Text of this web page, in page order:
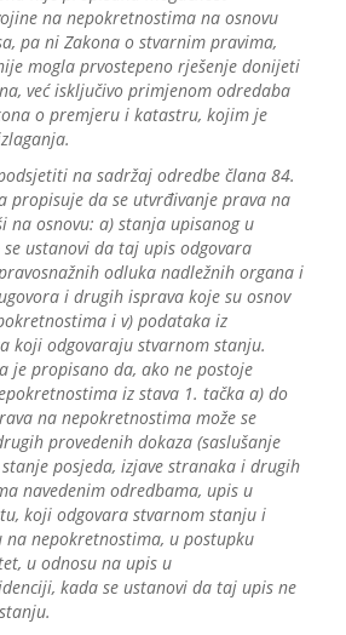
na nepokretnostima na osnovu
pa ni Zakona o stvarnim pravima,
mogla prvostepeno rješenje donijeti
već isključivo primjenom odredaba
o premjeru i katastru, kojim je
na sadržaj odredbe člana 84.
propisuje da se utvrđivanje prava na
na osnovu: a) stanja upisanog u
ustanovi da taj upis odgovara
odluka nadležnih organa i
i drugih isprava koje su osnov
i v) podataka iz
koji odgovaraju stvarnom stanju.
je propisano da, ako ne postoje
iz stava 1. tačka a) do
na nepokretnostima može se
provedenih dokaza (saslušanje
posjeda, izjave stranaka i drugih
navedenim odredbama, upis u
koji odgovara stvarnom stanju i
na nepokretnostima, u postupku
u odnosu na upis u
kada se ustanovi da taj upis ne